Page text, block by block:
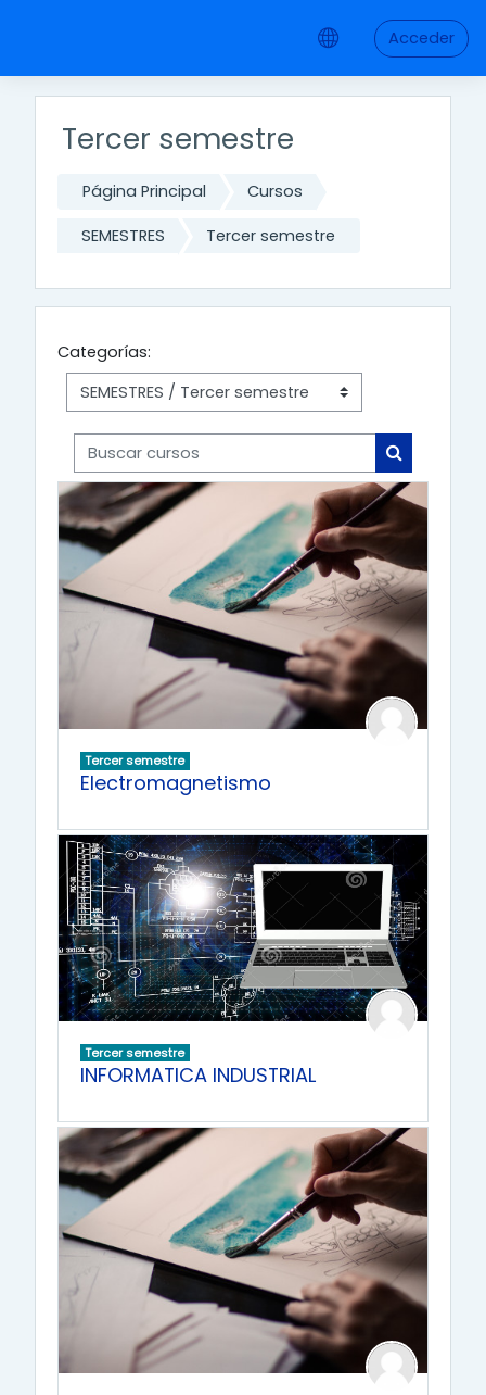
Acceder
Tercer semestre
Página Principal Cursos
SEMESTRES Tercer semestre
Categorías:
Buscar cursos
Buscar
Tercer semestre
Electromagnetismo
Tercer semestre
INFORMATICA INDUSTRIAL